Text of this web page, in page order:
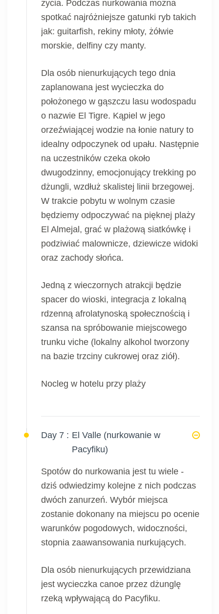
życia. Podczas nurkowania można
spotkać najróżniejsze gatunki ryb takich
jak: guitarfish, rekiny młoty, żółwie
morskie, delfiny czy manty.
Dla osób nienurkujących tego dnia
zaplanowana jest wycieczka do
położonego w gąszczu lasu wodospadu
o nazwie El Tigre. Kąpiel w jego
orzeźwiającej wodzie na łonie natury to
idealny odpoczynek od upału. Następnie
na uczestników czeka około
dwugodzinny, emocjonujący trekking po
dżungli, wzdłuż skalistej linii brzegowej.
W trakcie pobytu w wolnym czasie
będziemy odpoczywać na pięknej plaży
El Almejal, grać w plażową siatkówkę i
podziwiać malownicze, dziewicze widoki
oraz zachody słońca.
Jedną z wieczornych atrakcji będzie
spacer do wioski, integracja z lokalną
rdzenną afrolatynoską społecznością i
szansa na spróbowanie miejscowego
trunku viche (lokalny alkohol tworzony
na bazie trzciny cukrowej oraz ziół).
Nocleg w hotelu przy plaży
Day 7 : El Valle (nurkowanie w
Pacyfiku)
Spotów do nurkowania jest tu wiele -
dziś odwiedzimy kolejne z nich podczas
dwóch zanurzeń. Wybór miejsca
zostanie dokonany na miejscu po ocenie
warunków pogodowych, widoczności,
stopnia zaawansowania nurkujących.
Dla osób nienurkujących przewidziana
jest wycieczka canoe przez dżunglę
rzeką wpływającą do Pacyfiku.